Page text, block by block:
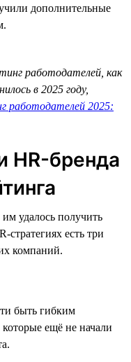
дополнительные
работодателей, как
в 2025 году,
работодателей 2025:
HR-бренда
удалось получить
есть три
компаний.
быть гибким
ещё не начали